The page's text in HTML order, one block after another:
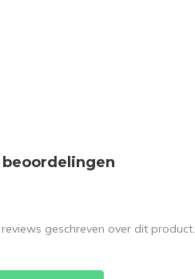
geschreven over dit product.